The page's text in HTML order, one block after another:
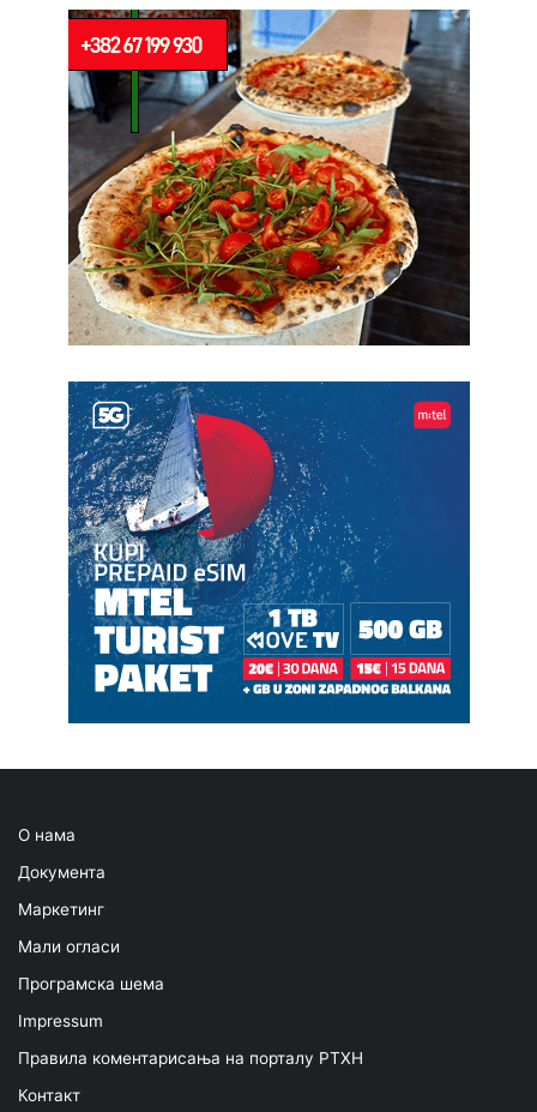
О нама
Документа
Маркетинг
Мали огласи
Програмска шема
Impressum
Правила коментарисања на порталу РТХН
Контакт